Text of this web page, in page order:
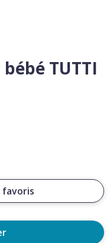
TUTTI